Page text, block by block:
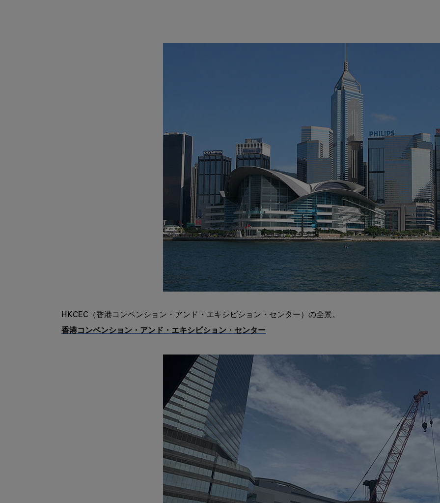
香港コンベンション・アンド・エキシビション・センター